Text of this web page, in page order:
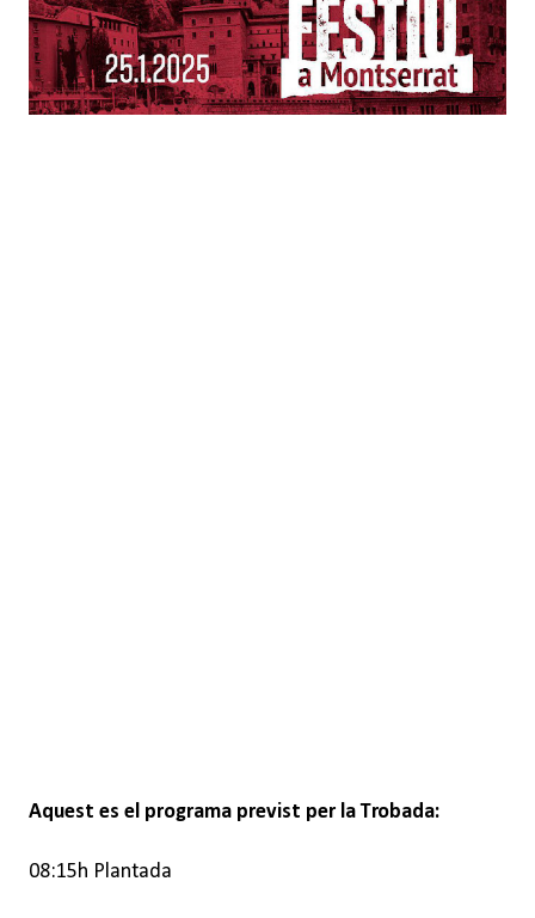
Aquest es el programa previst per la Trobada:
08:15h Plantada